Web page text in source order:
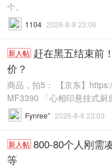
个。
1104 2026-8-8 23:06
新人帖 赶在黑五结束前
价？
商品，拍5： 【京东】
MF3390 「心相印悬挂式厨
Fynree” 2026-8-8 23:03
新人帖 800-80个人刚需
等